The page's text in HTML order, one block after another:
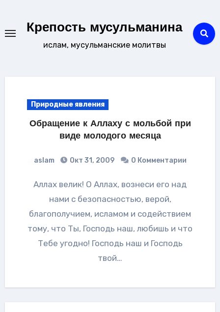
содержаниюКрепость мусульманина
ислам, мусульманские молитвы
Природные явления
Обращение к Аллаху с мольбой при
виде молодого месяца
aslam Окт 31, 2009 0 Комментарии
Аллах велик! О Аллах, вознеси его над
нами с безопасностью, верой,
благополучием, исламом и содействием
тому, что Ты, Господь наш, любишь и что
Тебе угодно! Господь наш и Господь
твой…